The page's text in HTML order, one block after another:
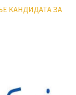
КАНДИДАТА ЗА